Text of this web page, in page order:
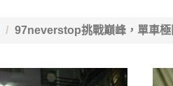
97neverstop挑戰巔峰，單車極